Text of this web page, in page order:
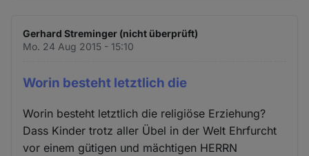
Gerhard Streminger (nicht überprüft)
Mo. 24 Aug 2015 - 15:10
Worin besteht letztlich die
Worin besteht letztlich die religiöse Erziehung?
Dass Kinder trotz aller Übel in der Welt Ehrfurcht
vor einem gütigen und mächtigen HERRN